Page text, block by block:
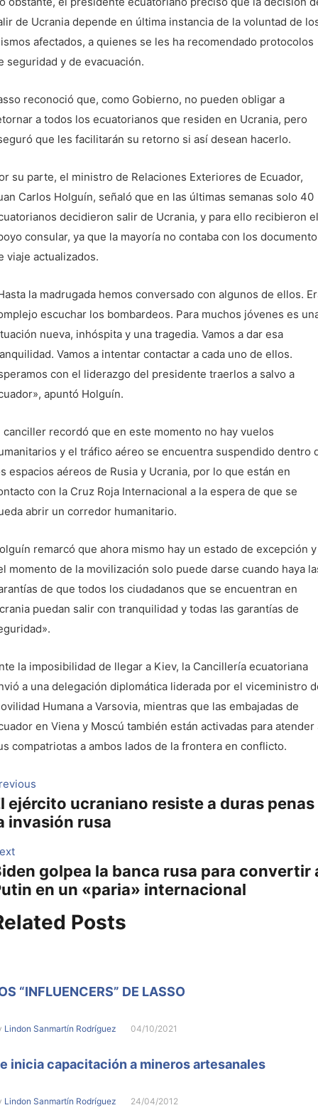
de Ucrania depende en última instancia de la voluntad de
afectados, a quienes se les ha recomendado protocolos
seguridad y de evacuación.
reconoció que, como Gobierno, no pueden obligar a
a todos los ecuatorianos que residen en Ucrania, pero
que les facilitarán su retorno si así desean hacerlo.
su parte, el ministro de Relaciones Exteriores de Ecuador,
Carlos Holguín, señaló que en las últimas semanas solo 40
decidieron salir de Ucrania, y para ello recibieron el
consular, ya que la mayoría no contaba con los
viaje actualizados.
la madrugada hemos conversado con algunos de ellos.
escuchar los bombardeos. Para muchos jóvenes es
nueva, inhóspita y una tragedia. Vamos a dar esa
Vamos a intentar contactar a cada uno de ellos.
con el liderazgo del presidente traerlos a salvo a
apuntó Holguín.
canciller recordó que en este momento no hay vuelos
y el tráfico aéreo se encuentra suspendido dentro
espacios aéreos de Rusia y Ucrania, por lo que están en
con la Cruz Roja Internacional a la espera de que se
abrir un corredor humanitario.
remarcó que ahora mismo hay un estado de excepción y
momento de la movilización solo puede darse cuando haya
de que todos los ciudadanos que se encuentran en
puedan salir con tranquilidad y todas las garantías de
la imposibilidad de llegar a Kiev, la Cancillería ecuatoriana
a una delegación diplomática liderada por el viceministro
Humana a Varsovia, mientras que las embajadas de
en Viena y Moscú también están activadas para atender
compatriotas a ambos lados de la frontera en conflicto.
Previous
post:
ejército ucraniano resiste a duras penas
invasión rusa
Next
post: golpea la banca rusa para convertir
en un «paria» internacional
Posts
“INFLUENCERS” DE LASSO
Lindon Sanmartín Rodríguez 04/10/2021
inicia capacitación a mineros artesanales
Lindon Sanmartín Rodríguez 24/04/2012